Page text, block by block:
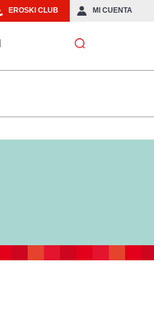
EROSKI CLUB MI CUENTA